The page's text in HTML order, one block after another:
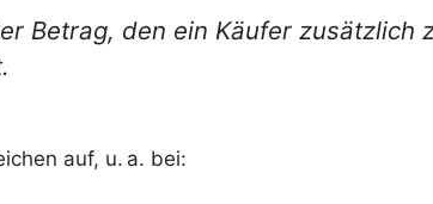
Betrag, den ein Käufer
auf, u. a. bei: